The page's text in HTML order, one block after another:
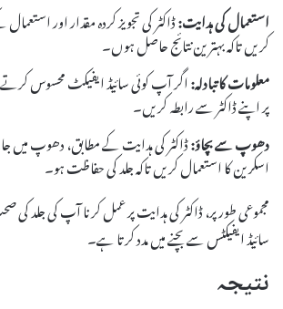
استعمال کی ہدایت:ڈاکٹر کی تجویز کردہ مقدار اور
کریں تاکہ بہترین نتائج حاصل ہوں۔
معلومات کا تبادلہ:اگر آپ کوئی سائیڈ ایفیکٹ محسوس
پر اپنے ڈاکٹر سے رابطہ کریں۔
دھوپ سے بچاؤ:ڈاکٹر کی ہدایت کے مطابق، دھوپ
اسکرین کا استعمال کریں تاکہ جلد کی حفاظت ہو۔
مجموعی طور پر، ڈاکٹر کی ہدایت پر عمل کرنا آپ کی جلد کی
سائیڈ ایفیکٹس سے بچنے میں مدد کرتا ہے۔
نتیجہ